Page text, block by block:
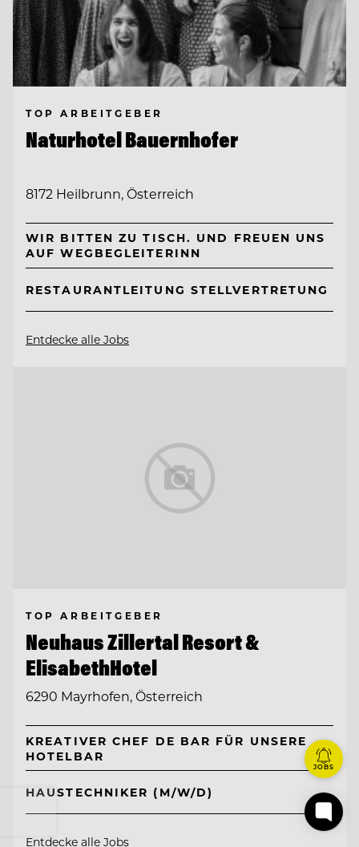
TOP ARBEITGEBER
Naturhotel Bauernhofer
8172 Heilbrunn, Österreich
WIR BITTEN ZU TISCH. UND FREUEN UNS
AUF WEGBEGLEITERINN
RESTAURANTLEITUNG STELLVERTRETUNG
Entdecke alle Jobs
TOP ARBEITGEBER
Neuhaus Zillertal Resort &
ElisabethHotel
6290 Mayrhofen, Österreich
KREATIVER CHEF DE BAR FÜR UNSERE
HOTELBAR
HAUSTECHNIKER (M/W/D)
Entdecke alle Jobs
JOBS